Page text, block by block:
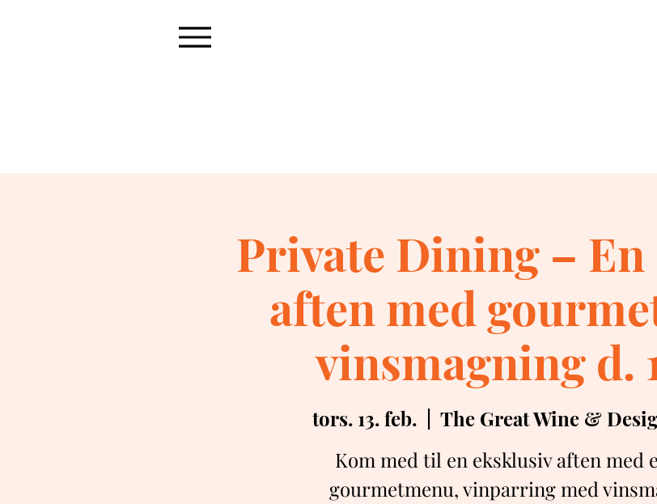
Private Dining –
aften med
vinsmagning d.
tors. 13. feb.
The Great Wine &
Kom med til en eksklusiv aften med
gourmetmenu, vinparring med